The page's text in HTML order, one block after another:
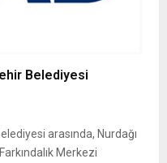
Belediyesi
arasında, Nurdağı
Merkezi